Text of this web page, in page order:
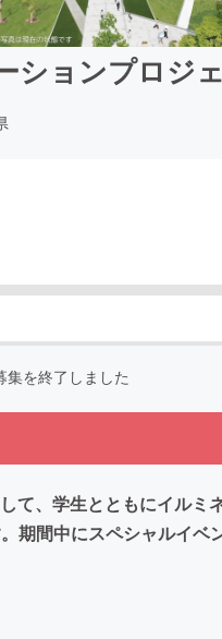
ションプロジ
集を終了しました
て、学生とともにイルミ
期間中にスペシャルイベ